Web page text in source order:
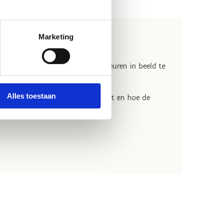
Marketing
Alles toestaan
aanwezig om het hele gebeuren in beeld te
naar hun verslag?
hoe het parcours in elkaar zat en hoe de